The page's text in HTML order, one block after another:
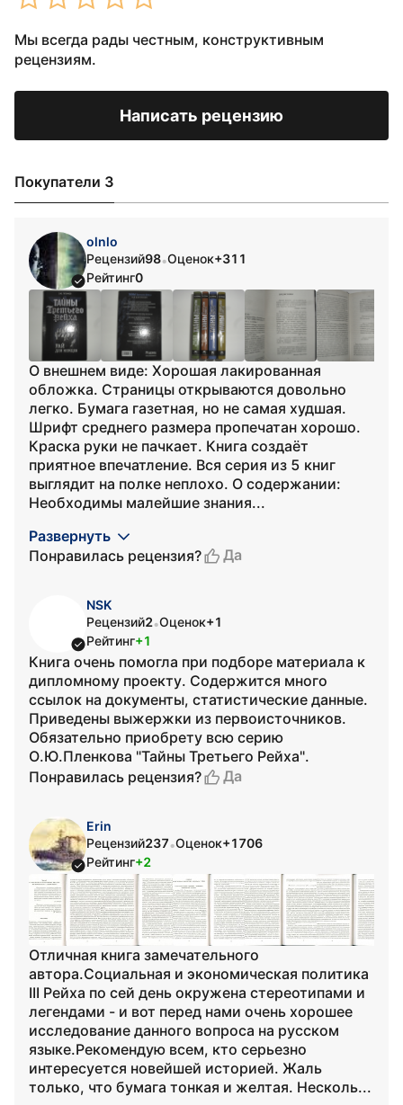
Мы всегда рады честным, конструктивным
рецензиям.
Написать рецензию
Покупатели 3
olnlo
Рецензий98•Оценок+311
Рейтинг0
О внешнем виде: Хорошая лакированная
обложка. Страницы открываются довольно
легко. Бумага газетная, но не самая худшая.
Шрифт среднего размера пропечатан хорошо.
Краска руки не пачкает. Книга создаёт
приятное впечатление. Вся серия из 5 книг
выглядит на полке неплохо. О содержании:
Необходимы малейшие знания...
Развернуть
Понравилась рецензия?
Да
NSK
Рецензий2•Оценок+1
Рейтинг+1
Книга очень помогла при подборе материала к
дипломному проекту. Содержится много
ссылок на документы, статистические данные.
Приведены выжержки из первоисточников.
Обязательно приобрету всю серию
О.Ю.Пленкова "Тайны Третьего Рейха".
Понравилась рецензия?
Да
Еrin
Рецензий237•Оценок+1706
Рейтинг+2
Отличная книга замечательного
автора.Социальная и экономическая политика
III Рейха по сей день окружена стереотипами и
легендами - и вот перед нами очень хорошее
исследование данного вопроса на русском
языке.Рекомендую всем, кто серьезно
интересуется новейшей историей. Жаль
только, что бумага тонкая и желтая. Несколь...